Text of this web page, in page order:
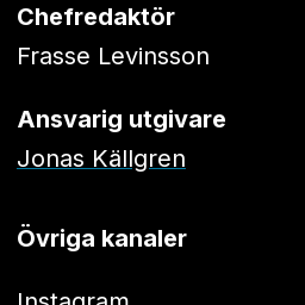
Chefredaktör
Frasse Levinsson
Ansvarig utgivare
Jonas Källgren
Övriga kanaler